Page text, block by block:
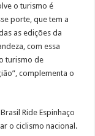
o turismo é
porte, que tem a
as edições da
com essa
turismo de
complementa o
Ride Espinhaço
o ciclismo nacional.